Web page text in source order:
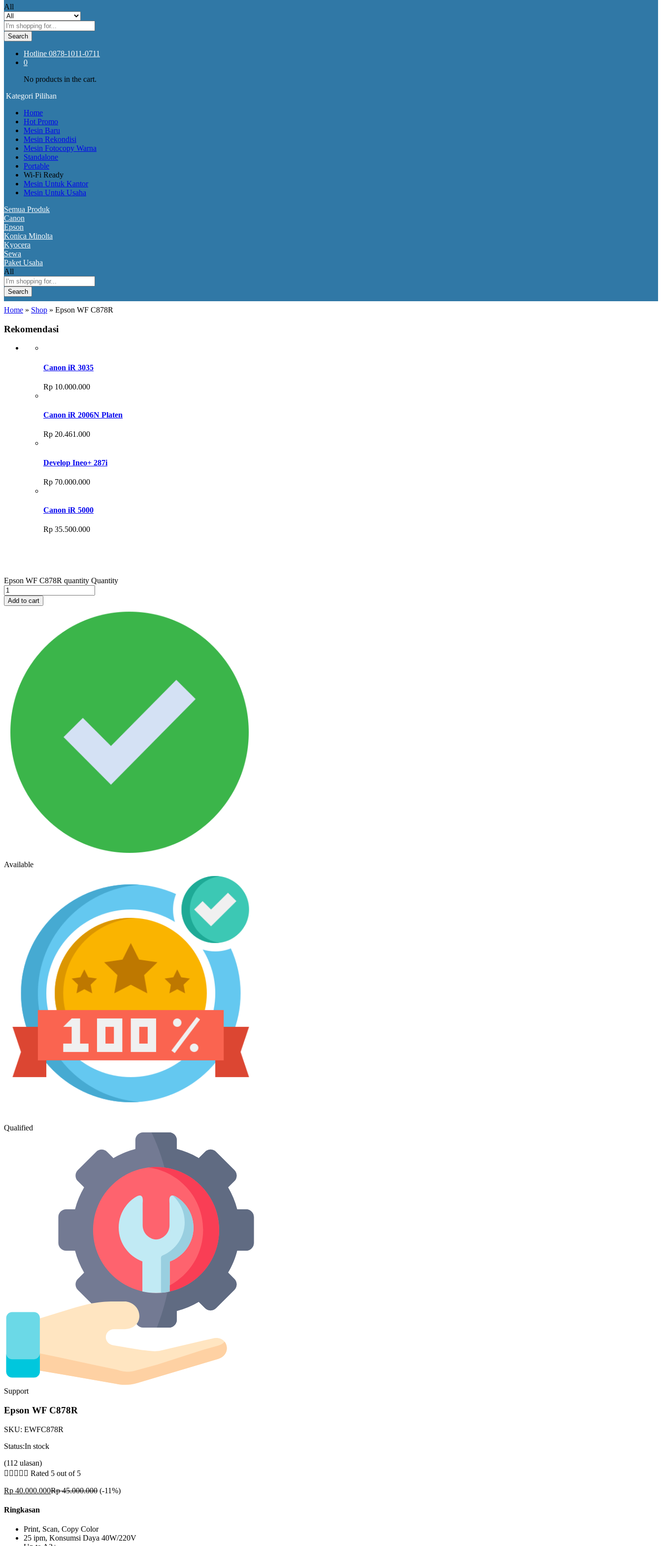
All
Search
Hotline 0878-1011-0711
0
No products in the cart.
Kategori Pilihan
Home
Hot Promo
Mesin Baru
Mesin Rekondisi
Mesin Fotocopy Warna
Standalone
Portable
Wi-Fi Ready
Mesin Untuk Kantor
Mesin Untuk Usaha
Semua Produk
Canon
Epson
Konica Minolta
Kyocera
Sewa
Paket Usaha
All
Search
Home » Shop » Epson WF C878R
Rekomendasi
Canon iR 3035
Rp 10.000.000
Canon iR 2006N Platen
Rp 20.461.000
Develop Ineo+ 287i
Rp 70.000.000
Canon iR 5000
Rp 35.500.000
Epson WF C878R quantity Quantity
Add to cart
Available
Qualified
Support
Epson WF C878R
SKU: EWFC878R
Status:In stock
(112 ulasan)
     Rated 5 out of 5
Rp 40.000.000Rp45.000.000 (-11%)
Ringkasan
Print, Scan, Copy Color
25 ipm, Konsumsi Daya 40W/220V